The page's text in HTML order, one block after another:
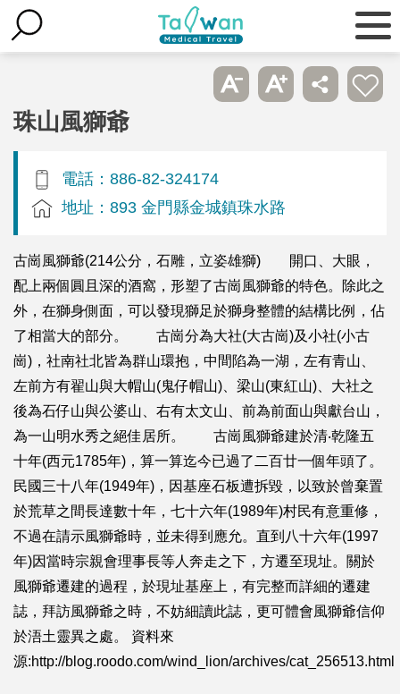
珠山風獅爺
電話：886-82-324174
地址：893 金門縣金城鎮珠水路
古崗風獅爺(214公分，石雕，立姿雄獅) 開口、大眼，
配上兩個圓且深的酒窩，形塑了古崗風獅爺的特色。除此之
外，在獅身側面，可以發現獅足於獅身整體的結構比例，佔
了相當大的部分。 古崗分為大社(大古崗)及小社(小古
崗)，社南社北皆為群山環抱，中間陷為一湖，左有青山、
左前方有翟山與大帽山(鬼仔帽山)、梁山(東紅山)、大社之
後為石仔山與公婆山、右有太文山、前為前面山與獻台山，
為一山明水秀之絕佳居所。 古崗風獅爺建於清‧乾隆五
十年(西元1785年)，算一算迄今已過了二百廿一個年頭了。
民國三十八年(1949年)，因基座石板遭拆毀，以致於曾棄置
於荒草之間長達數十年，七十六年(1989年)村民有意重修，
不過在請示風獅爺時，並未得到應允。直到八十六年(1997
年)因當時宗親會理事長等人奔走之下，方遷至現址。關於
風獅爺遷建的過程，於現址基座上，有完整而詳細的遷建
誌，拜訪風獅爺之時，不妨細讀此誌，更可體會風獅爺信仰
於浯土靈異之處。 資料來
源:http://blog.roodo.com/wind_lion/archives/cat_256513.html